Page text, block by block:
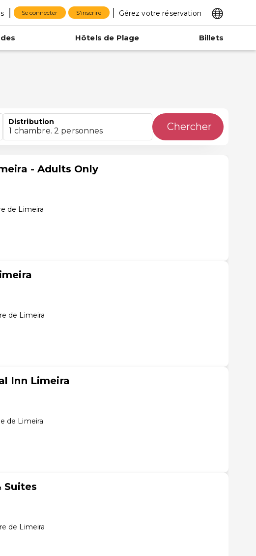
Se connecter S'inscrire Gérez votre réservation
Hôtels de Plage Billets
Distribution
1 chambre. 2 personnes Chercher
- Adults Only
de Limeira
de Limeira
Inn Limeira
de Limeira
Suites
de Limeira